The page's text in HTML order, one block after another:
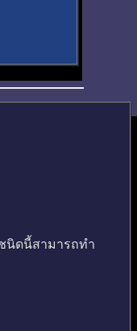
ชนิดนี้สามารถทำ